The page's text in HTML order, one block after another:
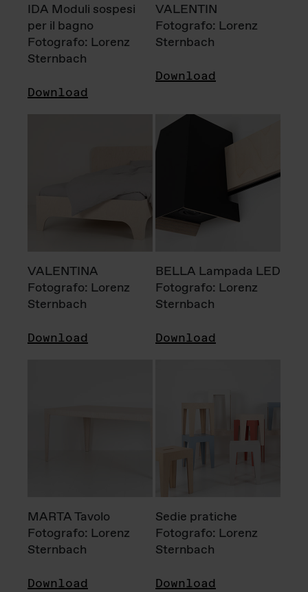
IDA Moduli sospesi
per il bagno
Fotografo: Lorenz
Sternbach
Download
VALENTIN
Fotografo: Lorenz
Sternbach
Download
VALENTINA
Fotografo: Lorenz
Sternbach
Download
BELLA Lampada LED
Fotografo: Lorenz
Sternbach
Download
MARTA Tavolo
Fotografo: Lorenz
Sternbach
Download
Sedie pratiche
Fotografo: Lorenz
Sternbach
Download